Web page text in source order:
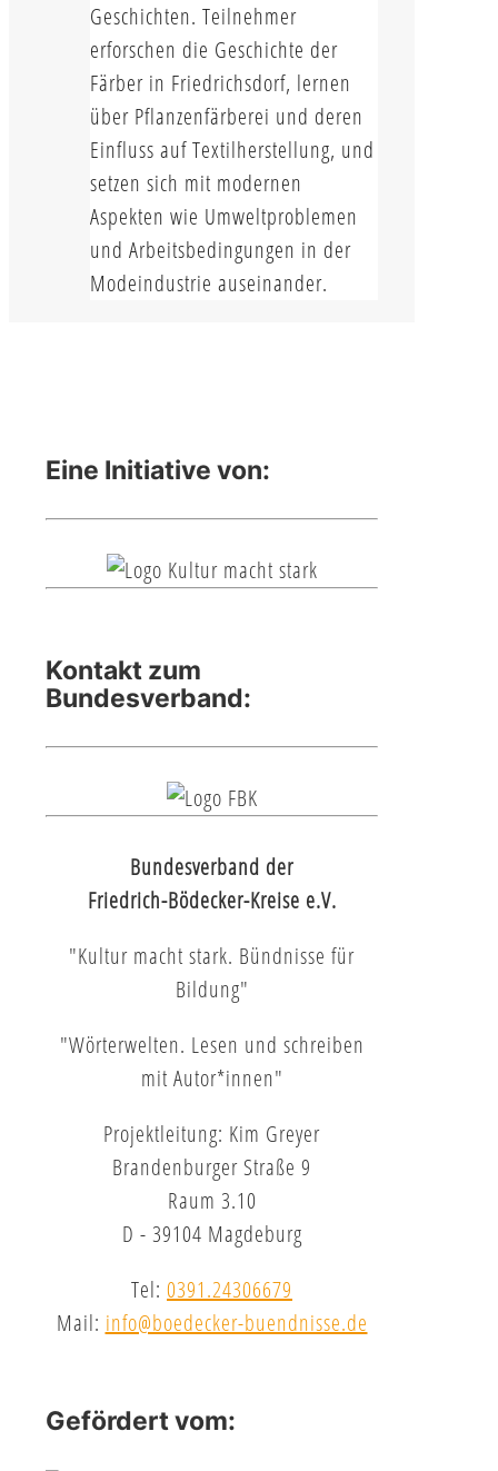
Geschichten. Teilnehmer
erforschen die Geschichte der
Färber in Friedrichsdorf, lernen
über Pflanzenfärberei und deren
Einfluss auf Textilherstellung, und
setzen sich mit modernen
Aspekten wie Umweltproblemen
und Arbeitsbedingungen in der
Modeindustrie auseinander.
Eine Initiative von:
Kontakt zum
Bundesverband:
Bundesverband der
Friedrich-Bödecker-Kreise e.V.
"Kultur macht stark. Bündnisse für
Bildung"
"Wörterwelten. Lesen und schreiben
mit Autor*innen"
Projektleitung: Kim Greyer
Brandenburger Straße 9
Raum 3.10
D - 39104 Magdeburg
Tel: 0391.24306679
Mail: info@boedecker-buendnisse.de
Gefördert vom: